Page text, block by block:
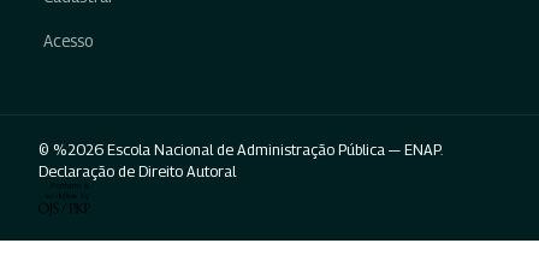
Acesso
© %2026 Escola Nacional de Administração Pública — ENAP.
Declaração de Direito Autoral